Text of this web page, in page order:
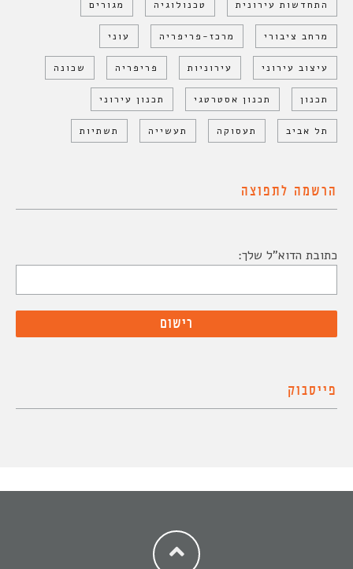
התחדשות עירונית טכנולוגיה מגורים
מרחב ציבורי מרכז-פריפריה עוני
עיצוב עירוני עירוניות פריפריה שכונה
תכנון תכנון אסטרטגי תכנון עירוני
תל אביב תעסוקה תעשייה תשתיות
הרשמה לתפוצה
כתובת הדוא"ל שלך:
פייסבוק